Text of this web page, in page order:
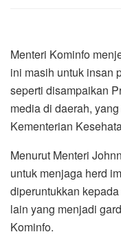
Menteri Kominfo
ini masih untuk insan
seperti disampaikan
media di daerah,
Kementerian
Menurut Menteri
untuk menjaga herd
diperuntukkan
lain yang menjadi
Kominfo.